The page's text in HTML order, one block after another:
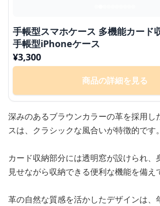
手帳型スマホケース 多機能カード収納付き革製
手帳型iPhoneケース
¥3,300
商品の詳細を見る
深みのあるブラウンカラーの革を採用し
スは、クラシックな風合いが特徴的です。
カード収納部分には透明窓が設けられ、
見せながら収納できる便利な機能を備え
革の自然な質感を活かしたデザインは、